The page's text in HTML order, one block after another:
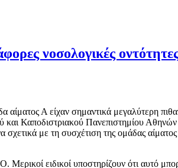
νοσολογικές
Α είχαν σημαντικά μεγαλύτερη
και Καποδιστριακού Πανεπιστημίου
με τη συσχέτιση της ομάδας
ειδικοί υποστηρίζουν ότι αυτό